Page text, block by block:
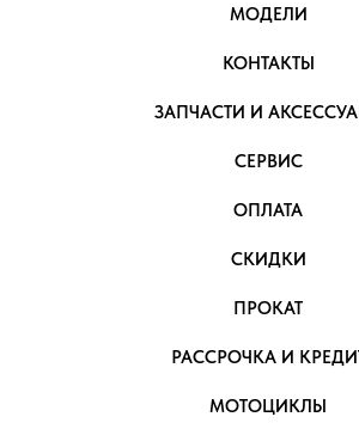
МОДЕЛИ
КОНТАКТЫ
ЗАПЧАСТИ И
СЕРВИС
ОПЛАТА
СКИДКИ
ПРОКАТ
РАССРОЧКА И
МОТОЦИКЛЫ